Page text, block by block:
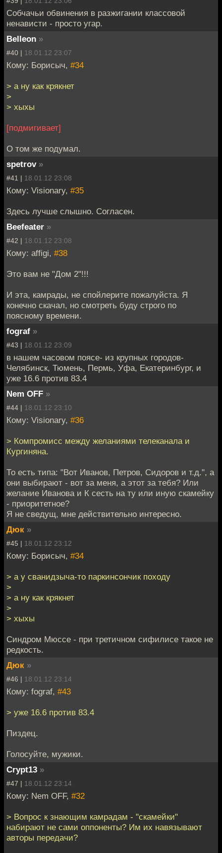
Собчачьи обвинения в разжигании классовой
ненависти - просто угар.
Belleon »
#40 | 18.01.12 23:07
Кому: Борисыч, #34
> а ну как крякнет
>
> хыхы
[подмигивает]
О том же подумал.
spetrov »
#41 | 18.01.12 23:08
Кому: Visionary, #35
Здесь лучше слышно. Согласен.
Beefeater »
#42 | 18.01.12 23:08
Кому: affigi, #38
Это вам не "Дом 2"!!!
И эта, камрады, не спойлерите пожалуйста. Я
конечно скачал, но смотреть буду строго по
поясному времени.
fograf »
#43 | 18.01.12 23:09
в нашем часовом поясе- из крупных городов-
Челябинск, Тюмень, Пермь, Уфа, Екатеринбург, и
уже 16.6 против 83.4
Nem OFF »
#44 | 18.01.12 23:10
Кому: Visionary, #36
> Компромисс между желаниями телеканала и
Кургиняна.
То есть типа: "Вот Иванов, Петров, Сидоров и т.д.", а
они выбирают - вот за меня, а этот за тебя? Или
желание Иванова и К сесть на ту или иную скамейку
- приоритетное?
Я не сведущ, мне действительно интересно.
Дюк »
#45 | 18.01.12 23:12
Кому: Борисыч, #34
> а у сванидзыча-то паркинсончик походу
>
> а ну как крякнет
>
> хыхы
Синдром Мюссе - при третичном сифилисе такое не
редкость.
Дюк »
#46 | 18.01.12 23:14
Кому: fograf, #43
> уже 16.6 против 83.4
Пиздец.
Голосуйте, мужики.
Crypt13 »
#47 | 18.01.12 23:14
Кому: Nem OFF, #32
> Вопрос к знающим камрадам - "скамейки"
набирают не сами оппоненты? Им их навязывают
авторы передачи?